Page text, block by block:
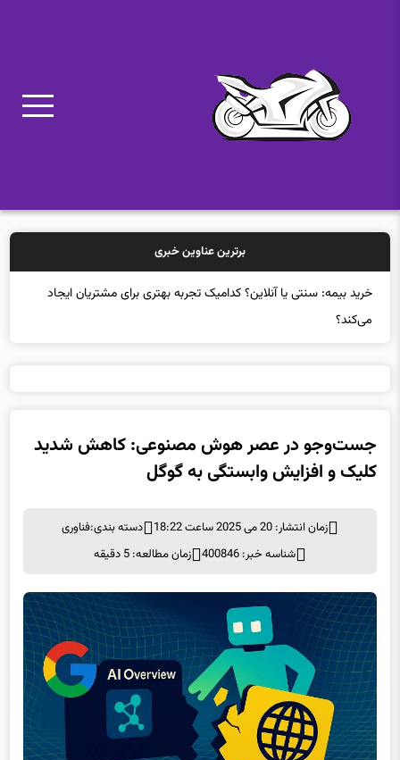
برترین عناوین خبری
خرید بیمه: سنتی یا آنلاین؟ کدامیک تجربه بهتری برای مشتریان ایجاد
می‌کند؟
جست‌وجو در عصر هوش مصنوعی: کاهش شدید
کلیک و افزایش وابستگی به گوگل
زمان انتشار: 20 می 2025 ساعت 18:22 دسته بندی:فناوری
شناسه خبر: 400846
زمان مطالعه: 5 دقیقه